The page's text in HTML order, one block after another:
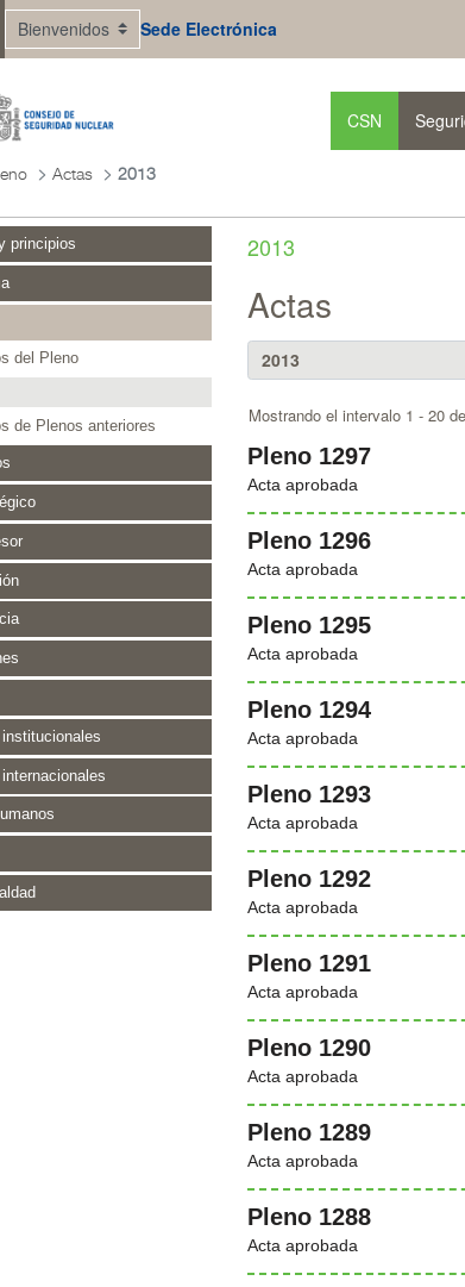
Sede Electrónica
CSN
Actas 2013
principios
del Pleno
de Plenos anteriores
2013
Actas
Pleno 1297
Acta aprobada
Pleno 1296
Acta aprobada
Pleno 1295
Acta aprobada
Pleno 1294
Acta aprobada
Pleno 1293
Acta aprobada
Pleno 1292
Acta aprobada
Pleno 1291
Acta aprobada
Pleno 1290
Acta aprobada
Pleno 1289
Acta aprobada
Pleno 1288
Acta aprobada
Mostrando el intervalo 1 - 20